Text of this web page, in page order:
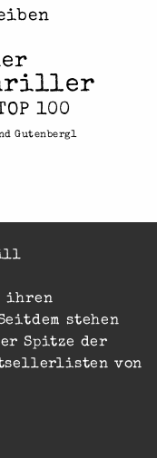
100
Gutenberg1
ihren
stehen
Spitze der
von